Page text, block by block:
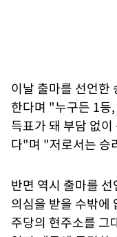
이날 출마를 선언한
한다며 "누구든 1등
득표가 돼 부담 없
다"며 "저로서는 승
반면 역시 출마를
의심을 받을 수밖에
주당의 현주소를 그